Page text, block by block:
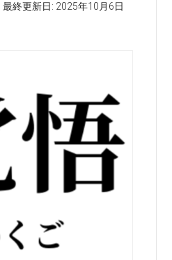
最終更新日: 2025年10月6日